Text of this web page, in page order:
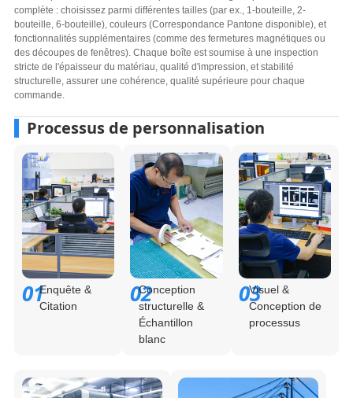
complète : choisissez parmi différentes tailles (par ex., 1-bouteille, 2-
bouteille, 6-bouteille), couleurs (Correspondance Pantone disponible), et
fonctionnalités supplémentaires (comme des fermetures magnétiques ou
des découpes de fenêtres). Chaque boîte est soumise à une inspection
stricte de l'épaisseur du matériau, qualité d'impression, et stabilité
structurelle, assurer une cohérence, qualité supérieure pour chaque
commande.
Processus de personnalisation
01Enquête &
Citation
02
Conception
structurelle &
Échantillon
blanc
03Visuel &
Conception de
processus